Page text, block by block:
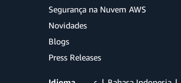
Segurança na Nuvem AWS
Novidades
Blogs
Press Releases